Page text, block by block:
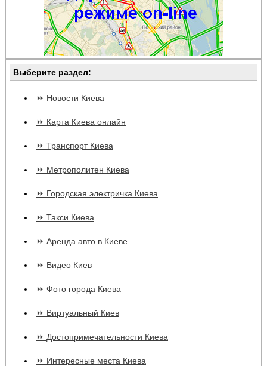
Выберите раздел:
⏩ Новости Киева
⏩ Карта Киева онлайн
⏩ Транспорт Киева
⏩ Метрополитен Киева
⏩ Городская электричка Киева
⏩ Такси Киева
⏩ Аренда авто в Киеве
⏩ Видео Киев
⏩ Фото города Киева
⏩ Виртуальный Киев
⏩ Достопримечательности Киева
⏩ Интересные места Киева